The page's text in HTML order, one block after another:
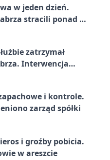
w jeden dzień.
stracili ponad 6
zatrzymał
Interwencja
i kontrole.
zarząd spółki
i groźby pobicia.
w areszcie